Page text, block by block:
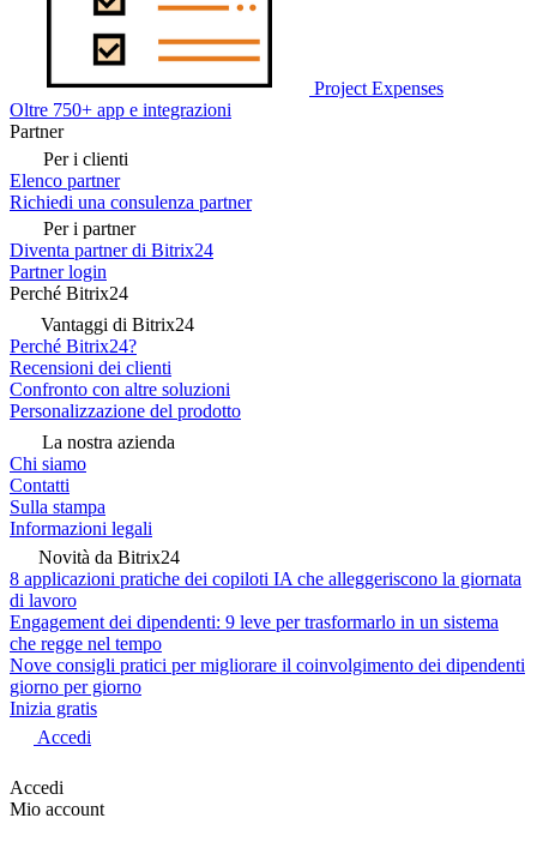
Project Expenses
Oltre 750+ app e integrazioni
Partner
Per i clienti
Elenco partner
Richiedi una consulenza partner
Per i partner
Diventa partner di Bitrix24
Partner login
Perché Bitrix24
Vantaggi di Bitrix24
Perché Bitrix24?
Recensioni dei clienti
Confronto con altre soluzioni
Personalizzazione del prodotto
La nostra azienda
Chi siamo
Contatti
Sulla stampa
Informazioni legali
Novità da Bitrix24
8 applicazioni pratiche dei copiloti IA che alleggeriscono la giornata
di lavoro
Engagement dei dipendenti: 9 leve per trasformarlo in un sistema
che regge nel tempo
Nove consigli pratici per migliorare il coinvolgimento dei dipendenti
giorno per giorno
Inizia gratis
Accedi
Accedi
Mio account